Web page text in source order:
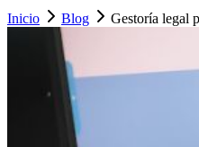
Inicio Blog Gestoría legal